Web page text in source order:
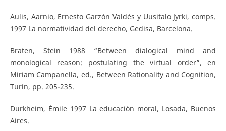
Aulis, Aarnio, Ernesto Garzón Valdés y Uusitalo Jyrki, comps.
1997 La normatividad del derecho, Gedisa, Barcelona.
Braten, Stein 1988 “Between dialogical mind and
monological reason: postulating the virtual order”, en
Miriam Campanella, ed., Between Rationality and Cognition,
Turín, pp. 205-235.
Durkheim, Émile 1997 La educación moral, Losada, Buenos
Aires.